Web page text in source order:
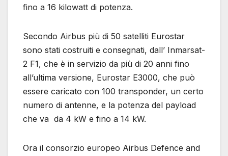
fino a 16 kilowatt di potenza.
Secondo Airbus più di 50 satelliti Eurostar
sono stati costruiti e consegnati, dall’ Inmarsat-
2 F1, che è in servizio da più di 20 anni fino
all’ultima versione, Eurostar E3000, che può
essere caricato con 100 transponder, un certo
numero di antenne, e la potenza del payload
che va da 4 kW e fino a 14 kW.
Ora il consorzio europeo Airbus Defence and